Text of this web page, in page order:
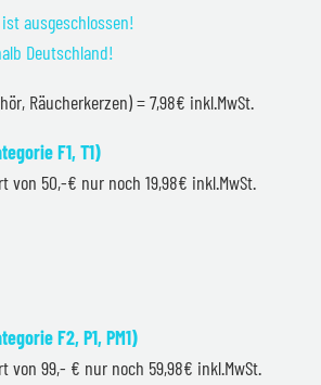
ausgeschlossen!
Deutschland!
Räucherkerzen) = 7,98€ inkl.MwSt.
F1, T1)
von 50,-€ nur noch 19,98€ inkl.MwSt.
F2, P1, PM1)
von 99,- € nur noch 59,98€ inkl.MwSt.